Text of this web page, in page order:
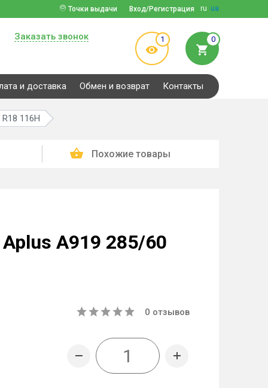
ru ua
Вход/Регистрация
Точки выдачи
Заказать звонок 1 0
и доставка Обмен и возврат Контакты
116H
Похожие товары
A919 285/60
0 отзывов